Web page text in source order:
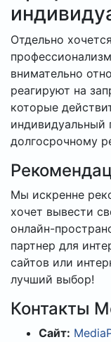
Отдельно
внимательно
реагируют на
которые
индивидуальный
долгосрочному
Мы искренне
хочет вывести
онлайн-
партнер для
сайтов или
лучший выбор!
Контакты
Сайт: